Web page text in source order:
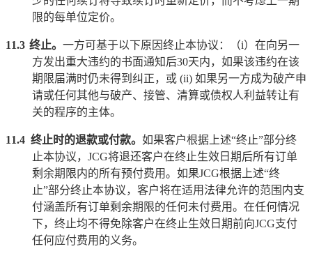
限的每单位定价。
11.3 终止。 一方可基于以下原因终止本协议：（i）在向另一
方发出重大违约的书面通知后30天内，如果该违约在该
期限届满时仍未得到纠正，或(ii) 如果另一方成为破产申
请或任何其他与破产、接管、清算或债权人利益转让有
关的程序的主体。
11.4 终止时的退款或付款。 如果客户根据上述“终止”部分终
止本协议， JCG将退还客户在终止生效日期后所有订单
剩余期限内的所有预付费用。如果JCG根据上述“终
止”部分终止本协议，客户将在适用法律允许的范围内支
付涵盖所有订单剩余期限的任何未付费用。在任何情况
下，终止均不得免除客户在终止生效日期前向JCG支付
任何应付费用的义务。